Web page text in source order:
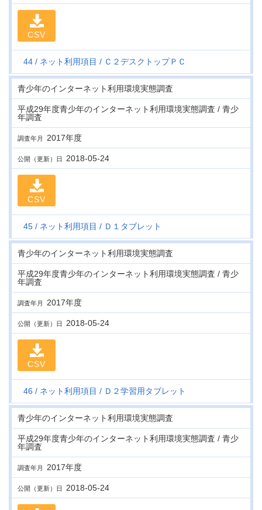
CSV
44 ネット利用項目 Ｃ２デスクトップＰＣ
青少年のインターネット利用環境実態調査
平成29年度青少年のインターネット利用環境実態調査 / 青少
年調査
調査年月 2017年度
公開（更新）日 2018-05-24
CSV
45 ネット利用項目 Ｄ１タブレット
青少年のインターネット利用環境実態調査
平成29年度青少年のインターネット利用環境実態調査 / 青少
年調査
調査年月 2017年度
公開（更新）日 2018-05-24
CSV
46 ネット利用項目 Ｄ２学習用タブレット
青少年のインターネット利用環境実態調査
平成29年度青少年のインターネット利用環境実態調査 / 青少
年調査
調査年月 2017年度
公開（更新）日 2018-05-24